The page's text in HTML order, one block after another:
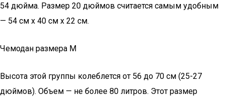
54 дюйма. Размер 20 дюймов считается самым удобным
— 54 см x 40 см x 22 см.
Чемодан размера М
Высота этой группы колеблется от 56 до 70 см (25-27
дюймов). Объем — не более 80 литров. Этот размер